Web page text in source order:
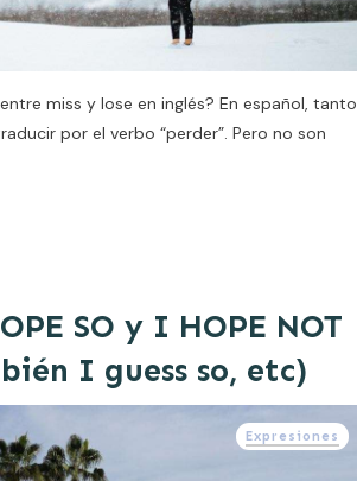
miss y lose en inglés? En español, tanto
por el verbo “perder”. Pero no son
SO y I HOPE NOT
I guess so, etc)
Expresiones